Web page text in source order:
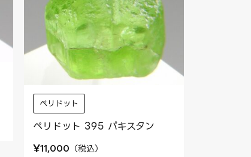
ペリドット
ペリドット 395 パキスタン
¥11,000 （税込）